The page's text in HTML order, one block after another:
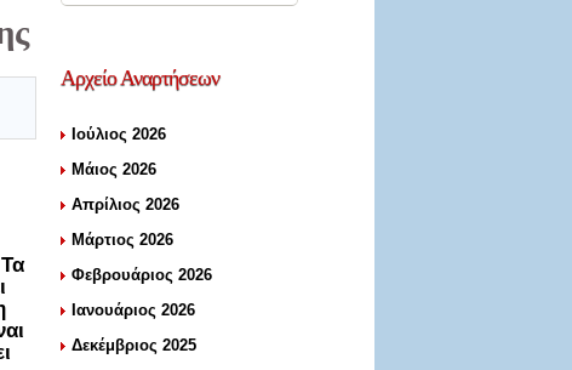
ΑρχείοΑναρτήσεων
Ιούλιος 2026
Μάιος 2026
Απρίλιος 2026
Μάρτιος 2026
Φεβρουάριος 2026
Ιανουάριος 2026
Δεκέμβριος 2025